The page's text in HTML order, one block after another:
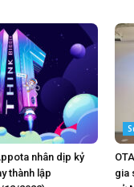
nhân dịp kỷ
thành lập
gia